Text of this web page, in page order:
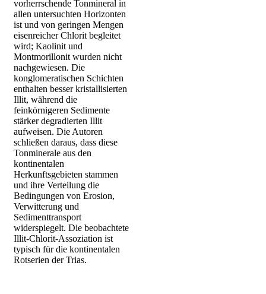
vorherrschende Tonmineral in
allen untersuchten Horizonten
ist und von geringen Mengen
eisenreicher Chlorit begleitet
wird; Kaolinit und
Montmorillonit wurden nicht
nachgewiesen. Die
konglomeratischen Schichten
enthalten besser kristallisierten
Illit, während die
feinkörnigeren Sedimente
stärker degradierten Illit
aufweisen. Die Autoren
schließen daraus, dass diese
Tonminerale aus den
kontinentalen
Herkunftsgebieten stammen
und ihre Verteilung die
Bedingungen von Erosion,
Verwitterung und
Sedimenttransport
widerspiegelt. Die beobachtete
Illit-Chlorit-Assoziation ist
typisch für die kontinentalen
Rotserien der Trias.